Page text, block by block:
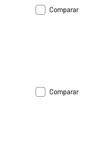
Comparar
Comparar